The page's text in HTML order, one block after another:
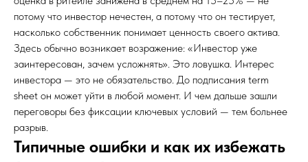
потому что инвестор нечестен, а потому что он тестирует,
насколько собственник понимает ценность своего актива.
Здесь обычно возникает возражение: «Инвестор уже
заинтересован, зачем усложнять». Это ловушка. Интерес
инвестора — это не обязательство. До подписания term
sheet он может уйти в любой момент. И чем дальше зашли
переговоры без фиксации ключевых условий — тем больнее
разрыв.
Типичные ошибки и как их избежать